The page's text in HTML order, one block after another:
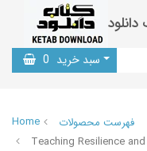
سبد خرید 0
Home
فهرست محصولات
Teaching Resilience